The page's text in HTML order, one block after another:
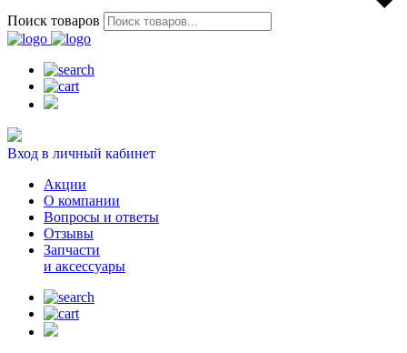
Поиск товаров
Вход в личный кабинет
Акции
О компании
Вопросы и ответы
Отзывы
Запчасти
и аксессуары